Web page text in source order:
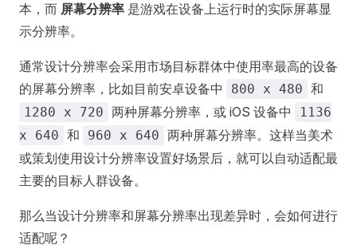
本，而 屏幕分辨率 是游戏在设备上运行时的实际屏幕显
示分辨率。
通常设计分辨率会采用市场目标群体中使用率最高的设备
的屏幕分辨率，比如目前安卓设备中
800 x 480 和
1280 x 720 两种屏幕分辨率，或 iOS 设备中
1136
x 640 和 960 x 640 两种屏幕分辨率。这样当美术
或策划使用设计分辨率设置好场景后，就可以自动适配最
主要的目标人群设备。
那么当设计分辨率和屏幕分辨率出现差异时，会如何进行
适配呢？